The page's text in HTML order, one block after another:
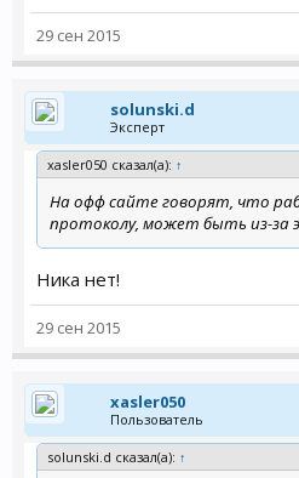
29 сен 2015
solunski.d
Эксперт
xasler050 сказал(а): ↑
На офф сайте говорят, что
протоколу, может быть из-за
Ника нет!
29 сен 2015
xasler050
Пользователь
solunski.d сказал(а): ↑